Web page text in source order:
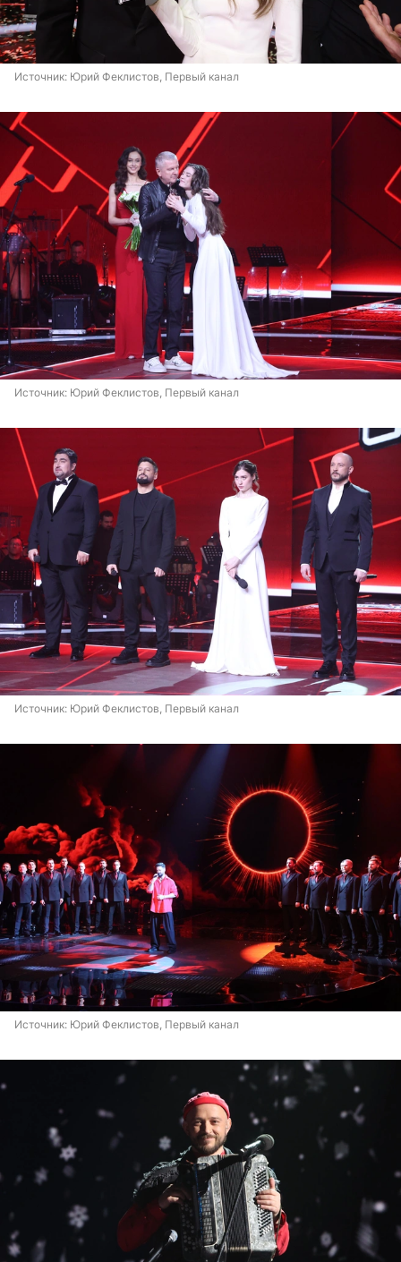
Источник: Юрий Феклистов, Первый канал
Источник: Юрий Феклистов, Первый канал
Источник: Юрий Феклистов, Первый канал
Источник: Юрий Феклистов, Первый канал